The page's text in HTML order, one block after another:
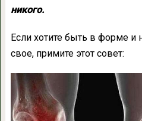
никого.
Если хотите быть в форме и
свое, примите этот совет: